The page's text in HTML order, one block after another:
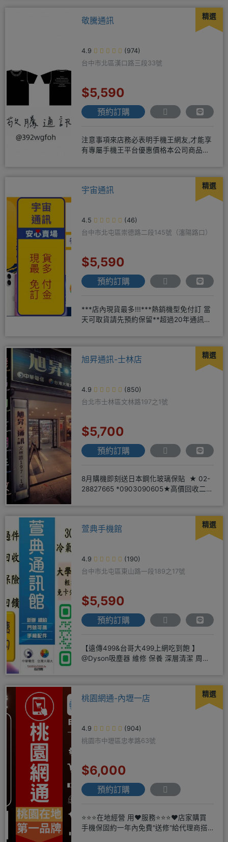
精選
敬騰通訊
4.9
(974)
台中市北區漢口路三段33號
$5,590
預約訂購
注意事項來店務必表明手機王網友,才能享
有專屬手機王平台優惠價格本公司商品均
精選
宇宙通訊
4.5
(46)
台中市北屯區崇德路二段145號（瀋陽路口）
$5,590
預約訂購
***店內現貨最多!!!***熱銷機型免付訂 當
天可取貨請先預約保留**超過20年通訊經
精選
旭昇通訊-士林店
4.9
(850)
台北市士林區文林路197之1號
$5,700
預約訂購
8月購機即刻送日本鋼化玻璃保貼 ★ 02-
28827665 *0903090605★高價回收二手
精選
萱典手機館
4.9
(190)
台中市北屯區東山路一段189之17號
$5,590
預約訂購
【遠傳499&台哥大499上網吃到飽 】
@Dyson吸塵器 維修 保養 深層清潔 周邊
精選
桃園網通-內壢一店
4.9
(904)
桃園市中壢區忠孝路63號
$6,000
預約訂購
⭐⭐⭐在地經營 用❤️服務⭐⭐⭐❤️店家購買
手機保固約一年內免費"送修"給代理商搭